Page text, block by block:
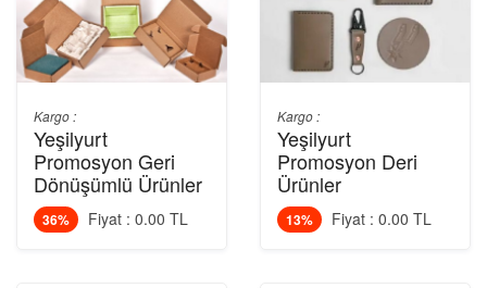
Kargo :
Yeşilyurt
Promosyon Geri
Dönüşümlü Ürünler
36% Fiyat : 0.00 TL
Kargo :
Yeşilyurt
Promosyon Deri
Ürünler
13% Fiyat : 0.00 TL